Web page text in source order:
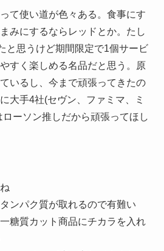
て使い道が色々ある。食事にす
みにするならレッドとか。たし
と思うけど期間限定で1個サービ
すく楽しめる名品だと思う。原
いるし、今まで頑張ってきたの
大手4社(セヴン、ファミマ、ミ
ーソン推しだから頑張ってほし
ンパク質が取れるので有難い
糖質カット商品にチカラを入れ